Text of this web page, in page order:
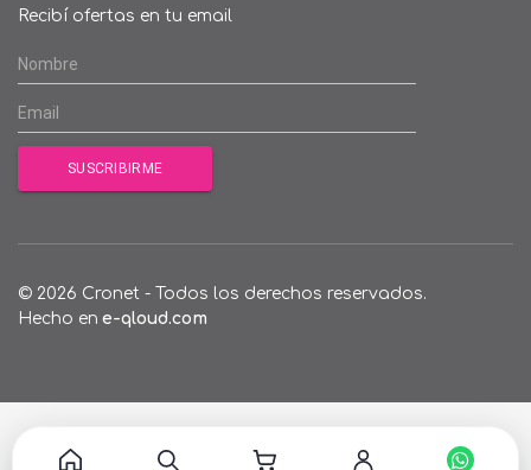
Recibí ofertas en tu email
© 2026 Cronet - Todos los derechos reservados.
Hecho en e-qloud.com